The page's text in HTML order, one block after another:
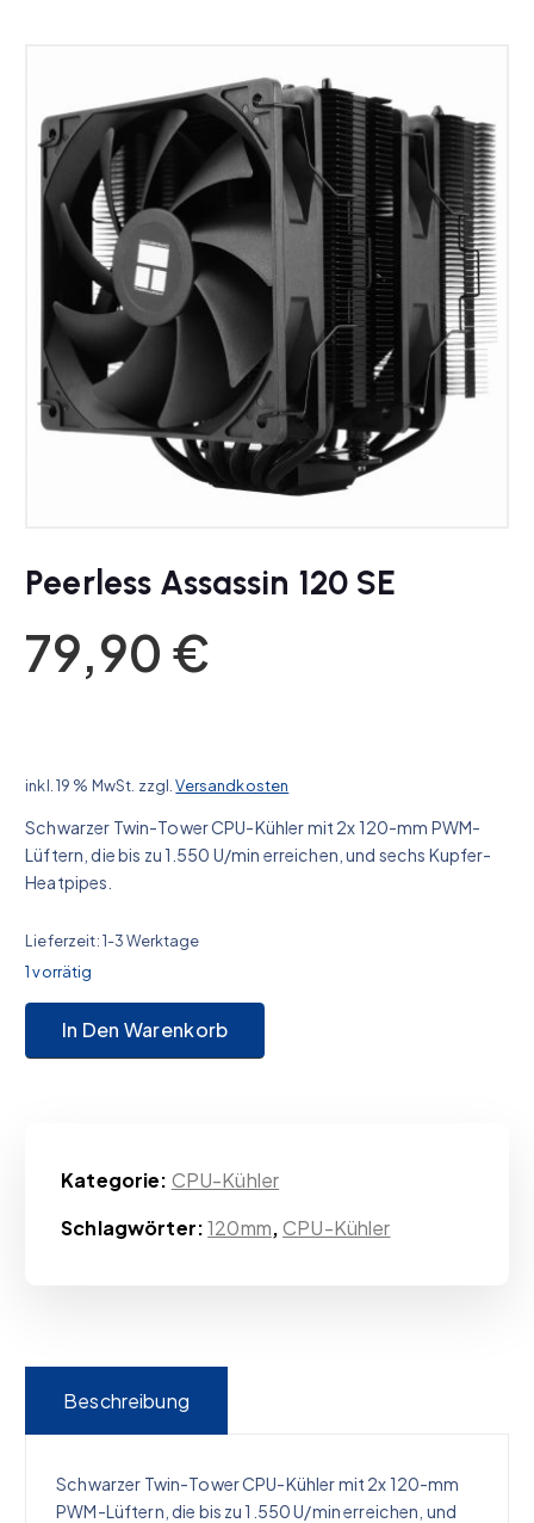
Peerless Assassin 120 SE
79,90 €
inkl. 19 % MwSt. zzgl.Versandkosten
Schwarzer Twin-Tower CPU-Kühler mit 2x 120-mm PWM-
Lüftern, die bis zu 1.550 U/min erreichen, und sechs Kupfer-
Heatpipes.
Lieferzeit:1-3 Werktage
1 vorrätig
Peerless Assassin 120 SE Menge
In Den Warenkorb
Kategorie: CPU-Kühler
Schlagwörter:120mm,CPU-Kühler
Beschreibung
Schwarzer Twin-Tower CPU-Kühler mit 2x 120-mm
PWM-Lüftern, die bis zu 1.550 U/min erreichen, und